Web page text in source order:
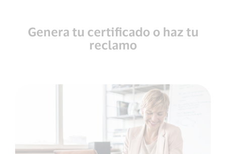
Genera tu certificado o haz tu
reclamo